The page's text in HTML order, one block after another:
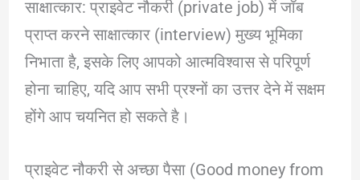
साक्षात्कार: प्राइवेट नौकरी (private job) में जॉब
प्राप्त करने साक्षात्कार (interview) मुख्य भूमिका
निभाता है, इसके लिए आपको आत्मविश्वास से परिपूर्ण
होना चाहिए, यदि आप सभी प्रश्नों का उत्तर देने में सक्षम
होंगे आप चयनित हो सकते है।
प्राइवेट नौकरी से अच्छा पैसा (Good money from